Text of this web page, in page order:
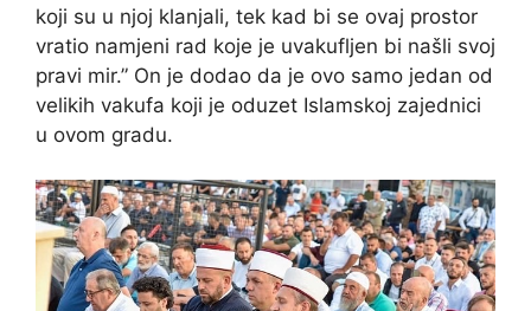
koji su u njoj klanjali, tek kad bi se ovaj prostor
vratio namjeni rad koje je uvakufljen bi našli svoj
pravi mir.” On je dodao da je ovo samo jedan od
velikih vakufa koji je oduzet Islamskoj zajednici
u ovom gradu.